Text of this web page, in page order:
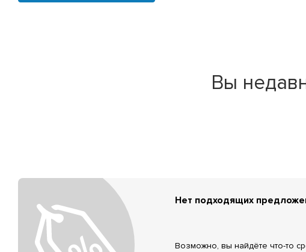
Вы
Нет подходящих
Возможно, вы найдёте что-то